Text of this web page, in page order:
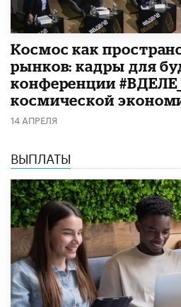
Космос как
рынков: кадры для
конференции
космической
14 АПРЕЛЯ
ВЫПЛАТЫ